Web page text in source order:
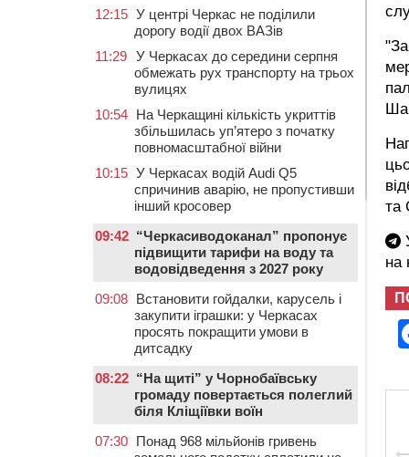
та
на
12:15 У центрі Черкас не поділили
дорогу водії двох ВАЗів
11:29 У Черкасах до середини серпня
обмежать рух транспорту на трьох
вулицях
10:54 На Черкащині кількість укриттів
збільшилась уп’ятеро з початку
повномасштабної війни
10:15 У Черкасах водій Audi Q5
спричинив аварію, не пропустивши
інший кросовер
09:42 “Черкасиводоканал” пропонує
підвищити тарифи на воду та
водовідведення з 2027 року
09:08 Встановити гойдалки, карусель і
закупити іграшки: у Черкасах
просять покращити умови в
дитсадку
08:22 “На щиті” у Чорнобаївську
громаду повертається полеглий
біля Кліщіївки воїн
07:30 Понад 968 мільйонів гривень